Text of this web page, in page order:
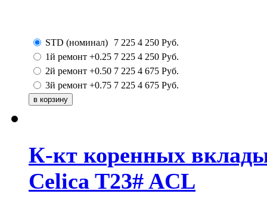
STD (номинал) 7 225 4 250 Руб.
1й ремонт +0.25 7 225 4 250 Руб.
2й ремонт +0.50 7 225 4 675 Руб.
3й ремонт +0.75 7 225 4 675 Руб.
К-кт коренных
Celica T23# ACL